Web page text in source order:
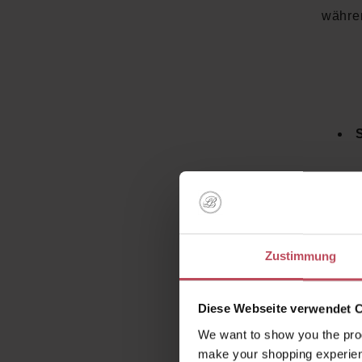
Zustimmung
Diese Webseite verwendet
We want to show you the
make your shopping
Wie